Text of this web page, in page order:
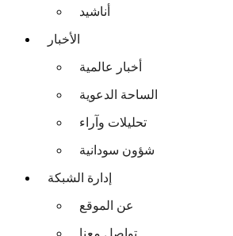
أناشيد
الأخبار
أخبار عالمية
الساحة الدعوية
تحليلات وآراء
شؤون سودانية
إدارة الشبكة
عن الموقع
تواصل معنا